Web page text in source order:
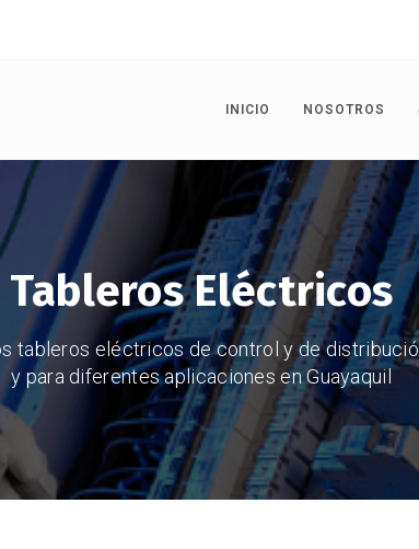
INICIO NOSOTROS
Tableros Eléctricos
tableros eléctricos de control y de
y para diferentes aplicaciones en Guayaquil